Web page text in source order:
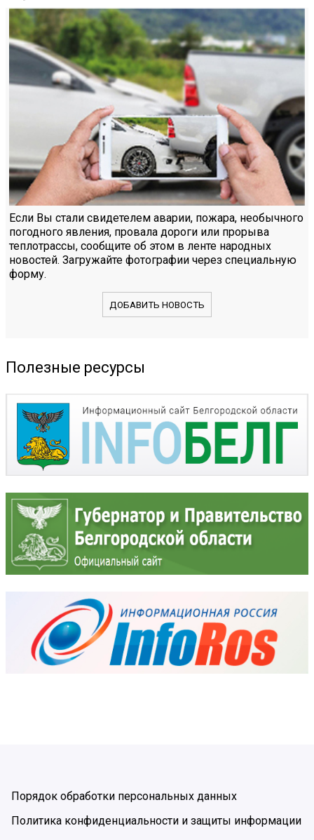
Если Вы стали свидетелем аварии, пожара, необычного
погодного явления, провала дороги или прорыва
теплотрассы, сообщите об этом в ленте народных
новостей. Загружайте фотографии через специальную
форму.
ДОБАВИТЬ НОВОСТЬ
Полезные ресурсы
Порядок обработки персональных данных
Политика конфиденциальности и защиты информации